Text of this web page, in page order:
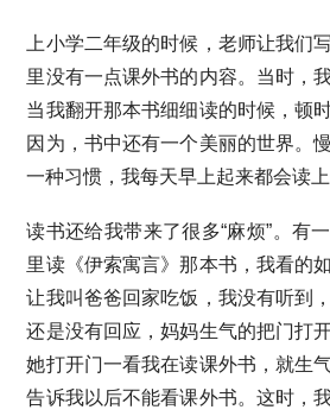
上小学二年级的时候，老师让我们
里没有一点课外书的内容。当时，
当我翻开那本书细细读的时候，顿
因为，书中还有一个美丽的世界。
一种习惯，我每天早上起来都会读上
读书还给我带来了很多“麻烦”。有
里读《伊索寓言》那本书，我看的
让我叫爸爸回家吃饭，我没有听到
还是没有回应，妈妈生气的把门打
她打开门一看我在读课外书，就生
告诉我以后不能看课外书。这时，